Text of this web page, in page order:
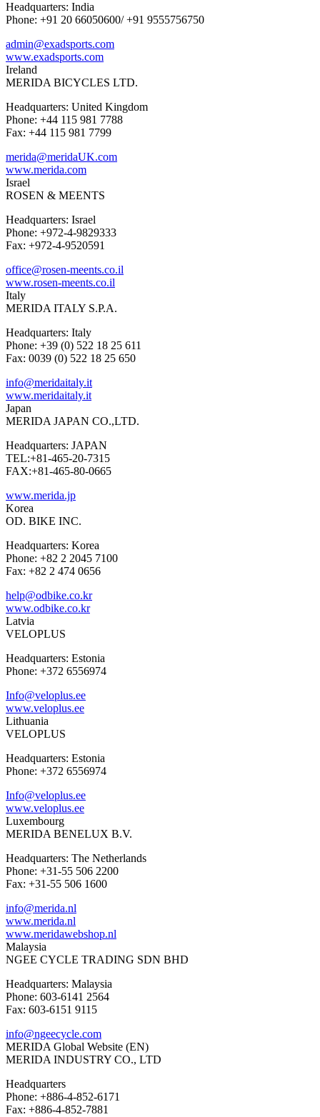
Headquarters: India
Phone: +91 20 66050600/ +91 9555756750
admin@exadsports.com
www.exadsports.com
Ireland
MERIDA BICYCLES LTD.
Headquarters: United Kingdom
Phone: +44 115 981 7788
Fax: +44 115 981 7799
merida@meridaUK.com
www.merida.com
Israel
ROSEN & MEENTS
Headquarters: Israel
Phone: +972-4-9829333
Fax: +972-4-9520591
office@rosen-meents.co.il
www.rosen-meents.co.il
Italy
MERIDA ITALY S.P.A.
Headquarters: Italy
Phone: +39 (0) 522 18 25 611
Fax: 0039 (0) 522 18 25 650
info@meridaitaly.it
www.meridaitaly.it
Japan
MERIDA JAPAN CO.,LTD.
Headquarters: JAPAN
TEL:+81-465-20-7315
FAX:+81-465-80-0665
www.merida.jp
Korea
OD. BIKE INC.
Headquarters: Korea
Phone: +82 2 2045 7100
Fax: +82 2 474 0656
help@odbike.co.kr
www.odbike.co.kr
Latvia
VELOPLUS
Headquarters: Estonia
Phone: +372 6556974
Info@veloplus.ee
www.veloplus.ee
Lithuania
VELOPLUS
Headquarters: Estonia
Phone: +372 6556974
Info@veloplus.ee
www.veloplus.ee
Luxembourg
MERIDA BENELUX B.V.
Headquarters: The Netherlands
Phone: +31-55 506 2200
Fax: +31-55 506 1600
info@merida.nl
www.merida.nl
www.meridawebshop.nl
Malaysia
NGEE CYCLE TRADING SDN BHD
Headquarters: Malaysia
Phone: 603-6141 2564
Fax: 603-6151 9115
info@ngeecycle.com
MERIDA Global Website (EN)
MERIDA INDUSTRY CO., LTD
Headquarters
Phone: +886-4-852-6171
Fax: +886-4-852-7881